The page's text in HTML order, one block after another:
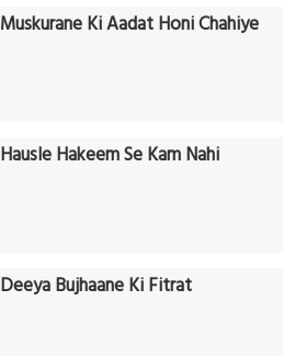
Muskurane Ki Aadat Honi Chahiye
Hausle Hakeem Se Kam Nahi
Deeya Bujhaane Ki Fitrat